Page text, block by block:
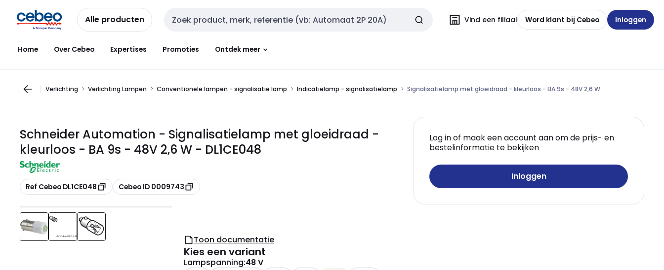
naar
navigatie
naar
inhoud
Alle producten Zoekveld invoer Vind een filiaal Word klant bij Cebeo Inloggen
Home Over Cebeo Expertises Promoties Ontdek meer
Verlichting Verlichting Lampen Conventionele lampen - signalisatie lamp Indicatielamp - signalisatielamp Signalisatielamp met gloeidraad - kleurloos - BA 9s - 48V 2,6 W
Schneider Automation - Signalisatielamp met gloeidraad -
kleurloos - BA 9s - 48V 2,6 W - DL1CE048
Kopiëren
Ref Cebeo DL1CE048 Kopiëren
Cebeo ID 0009743
Log in of maak een account aan om de prijs- en
bestelinformatie te bekijken
Inloggen
Toon documentatie
Kies een variant
Lampspanning:48 V